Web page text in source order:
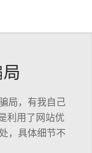
局，有我自己
利用了网站优
，具体细节不